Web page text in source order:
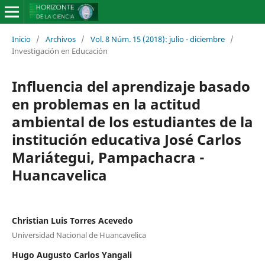
Inicio / Archivos / Vol. 8 Núm. 15 (2018): julio - diciembre /
Investigación en Educación
Influencia del aprendizaje basado
en problemas en la actitud
ambiental de los estudiantes de la
institución educativa José Carlos
Mariátegui, Pampachacra -
Huancavelica
Christian Luis Torres Acevedo
Universidad Nacional de Huancavelica
Hugo Augusto Carlos Yangali